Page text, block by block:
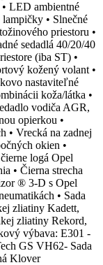
LED ambientné
• Slnečné
priestoru •
sedadlá 40/20/40
(iba ST) •
kožený volant •
nastaviteľné
koža/látka •
vodiča AGR,
opierkou •
• Vrecká na zadnej
okien •
logá Opel
• Čierna strecha
® 3-D s Opel
• Sada
zliatiny Kadett,
zliatiny Rekord,
výbava: E301 -
GS VH62- Sada
Klover